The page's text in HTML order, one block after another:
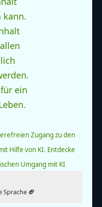
Zugang zu den
Hilfe von KI. Entdecke
Umgang mit KI
Sprache 🏈